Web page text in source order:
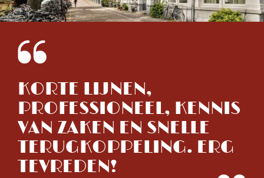
KORTE LIJNEN,
PROFESSIONEEL, KENNIS
VAN ZAKEN EN SNELLE
TERUGKOPPELING. ERG
TEVREDEN!